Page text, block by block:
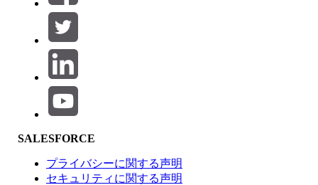
絞り込み条件を選択
製品エリア
機能の影響
SALESFORCE
プライバシーに関する声明
セキュリティに関する声明